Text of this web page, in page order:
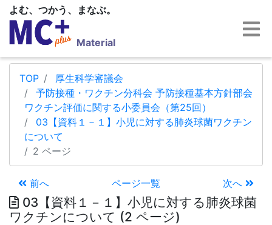
よむ、つかう、まなぶ。
Material
TOP
厚生科学審議会
予防接種・ワクチン分科会 予防接種基本方針部会
ワクチン評価に関する小委員会（第25回）
03【資料１－１】小児に対する肺炎球菌ワクチン
について
2 ページ
前へ ページ一覧 次へ
03【資料１－１】小児に対する肺炎球菌
ワクチンについて (2 ページ)